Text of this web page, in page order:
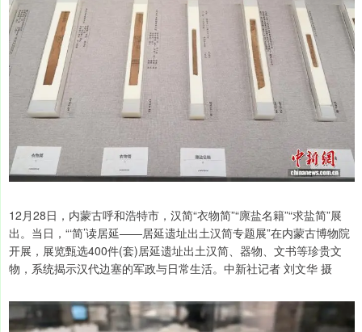
12月28日，内蒙古呼和浩特市，汉简“衣物简”“廪盐名籍”“求盐简”展
出。当日，“‘简’读居延——居延遗址出土汉简专题展”在内蒙古博物院
开展，展览甄选400件(套)居延遗址出土汉简、器物、文书等珍贵文
物，系统揭示汉代边塞的军政与日常生活。中新社记者 刘文华 摄